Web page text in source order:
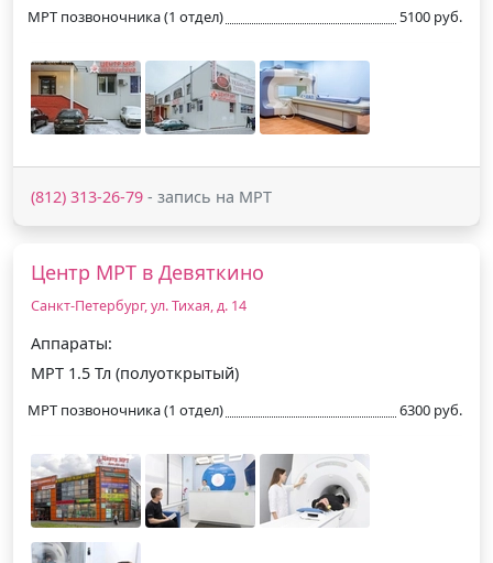
МРТ позвоночника (1 отдел) 5100 руб.
(812) 313-26-79 - запись на МРТ
Центр МРТ в Девяткино
Санкт-Петербург, ул. Тихая, д. 14
Аппараты:
МРТ 1.5 Тл (полуоткрытый)
МРТ позвоночника (1 отдел) 6300 руб.